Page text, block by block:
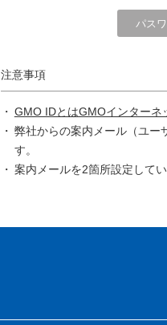
注意事項
GMO IDとはGMOインターネ
弊社からの案内メール（ユー
す。
案内メールを2箇所設定して